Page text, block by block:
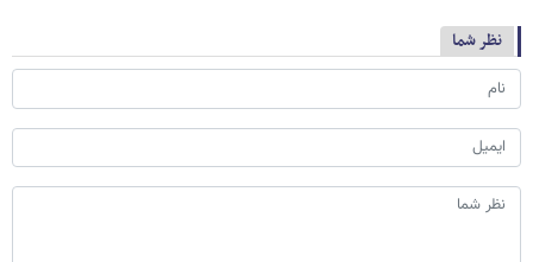
نظر شما